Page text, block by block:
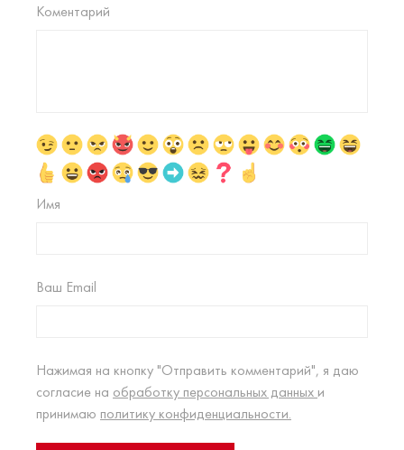
Коментарий
Имя
Ваш Email
Нажимая на кнопку "Отправить комментарий", я даю
согласие на обработку персональных данных и
принимаю политику конфиденциальности.